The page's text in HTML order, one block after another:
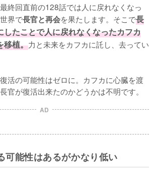
終回直前の128話では人に戻れなくなっ
界で長官と再会を果たします。そこで長
したことで人に戻れなくなったカフカ
移植。力と未来をカフカに託し、去ってい
活の可能性はゼロに。カフカに心臓を渡
官が復活出来たのかどうかは不明です。
AD
可能性はあるがかなり低い